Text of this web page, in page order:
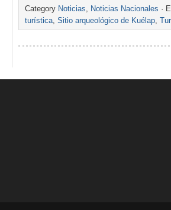
Category Noticias, Noticias Nacionales ·
turística, Sitio arqueológico de Kuélap,